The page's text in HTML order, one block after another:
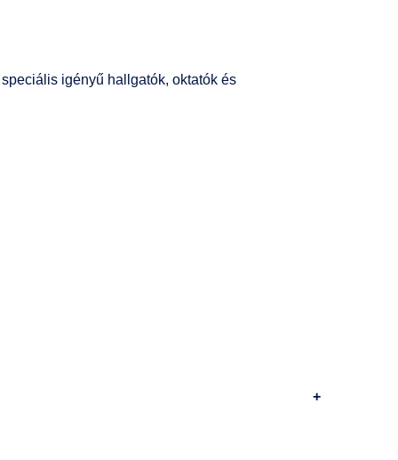
igényű hallgatók, oktatók és